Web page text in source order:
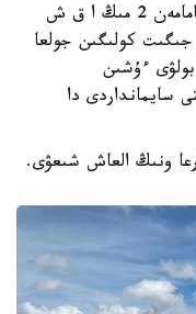
ساياحاتشىنىڭ ايتۋىنشا، ۆەلوسيپەدى شامامەن 2 مىڭ ا ق ش
جىگىت كولىگىن جولعا
ءۇشىن
سايمانداردى دا
ونىڭ العاش شىعۋى.